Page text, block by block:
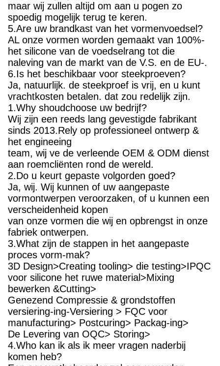
maar wij zullen altijd om aan u pogen zo
spoedig mogelijk terug te keren.
5.Are uw brandkast van het vormenvoedsel?
AL onze vormen worden gemaakt van 100%-
het silicone van de voedselrang tot die
naleving van de markt van de V.S. en de EU-.
6.Is het beschikbaar voor steekproeven?
Ja, natuurlijk. de steekproef is vrij, en u kunt
vrachtkosten betalen. dat zou redelijk zijn.
1.Why shoudchoose uw bedrijf?
Wij zijn een reeds lang gevestigde fabrikant
sinds 2013.Rely op professioneel ontwerp &
het engineeing
team, wij ve de verleende OEM & ODM dienst
aan roemcliënten rond de wereld.
2.Do u keurt gepaste volgorden goed?
Ja, wij. Wij kunnen of uw aangepaste
vormontwerpen veroorzaken, of u kunnen een
verscheidenheid kopen
van onze vormen die wij en opbrengst in onze
fabriek ontwerpen.
3.What zijn de stappen in het aangepaste
proces vorm-mak?
3D Design>Creating tooling> die testing>IPQC
voor silicone het ruwe material>Mixing
bewerken &Cutting>
Genezend Compressie & grondstoffen
versiering-ing-Versiering > FQC voor
manufacturing> Postcuring> Packag-ing>
De Levering van OQC> Storing>
4.Who kan ik als ik meer vragen naderbij
komen heb?